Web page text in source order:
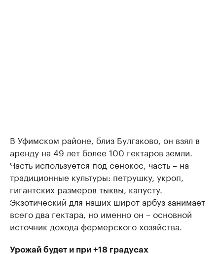
В Уфимском районе, близ Булгаково, он взял в
аренду на 49 лет более 100 гектаров земли.
Часть используется под сенокос, часть – на
традиционные культуры: петрушку, укроп,
гигантских размеров тыквы, капусту.
Экзотический для наших широт арбуз занимает
всего два гектара, но именно он – основной
источник дохода фермерского хозяйства.
Урожай будет и при +18 градусах